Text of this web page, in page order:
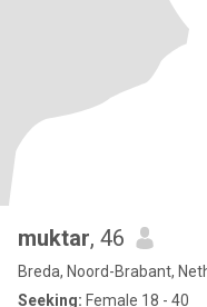
muktar, 46
Breda, Noord-Brabant,
Seeking: Female 18 - 40